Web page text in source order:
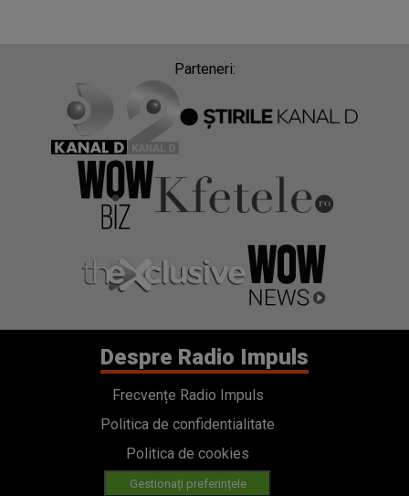
Parteneri:
Despre Radio Impuls
Frecvențe Radio Impuls
Politica de confidentialitate
Politica de cookies
Gestionați preferințele